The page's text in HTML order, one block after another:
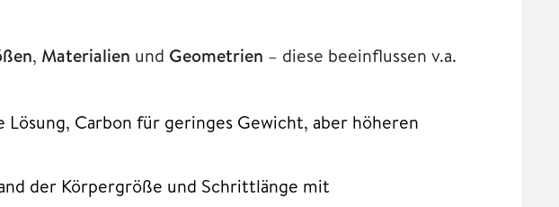
, Materialien und Geometrien – diese beeinflussen v.a.
Lösung, Carbon für geringes Gewicht, aber höheren
der Körpergröße und Schrittlänge mit